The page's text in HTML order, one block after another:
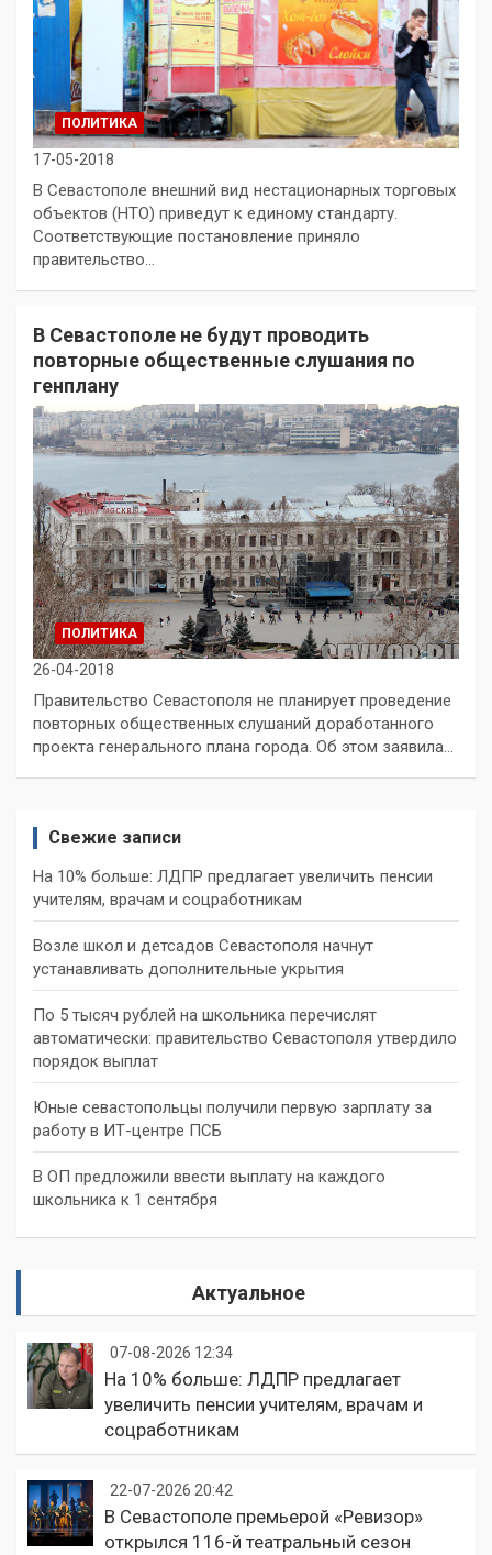
ПОЛИТИКА
17-05-2018
В Севастополе внешний вид нестационарных торговых
объектов (НТО) приведут к единому стандарту.
Соответствующие постановление приняло
правительство…
В Севастополе не будут проводить
повторные общественные слушания по
генплану
ПОЛИТИКА
26-04-2018
Правительство Севастополя не планирует проведение
повторных общественных слушаний доработанного
проекта генерального плана города. Об этом заявила…
Свежие записи
На 10% больше: ЛДПР предлагает увеличить пенсии
учителям, врачам и соцработникам
Возле школ и детсадов Севастополя начнут
устанавливать дополнительные укрытия
По 5 тысяч рублей на школьника перечислят
автоматически: правительство Севастополя утвердило
порядок выплат
Юные севастопольцы получили первую зарплату за
работу в ИТ-центре ПСБ
В ОП предложили ввести выплату на каждого
школьника к 1 сентября
Актуальное
07-08-2026 12:34
На 10% больше: ЛДПР предлагает
увеличить пенсии учителям, врачам и
соцработникам
22-07-2026 20:42
В Севастополе премьерой «Ревизор»
открылся 116-й театральный сезон